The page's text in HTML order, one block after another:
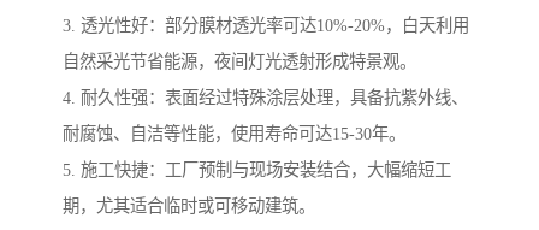
3. 透光性好：部分膜材透光率可达10%-20%，白天利用
自然采光节省能源，夜间灯光透射形成特景观。
4. 耐久性强：表面经过特殊涂层处理，具备抗紫外线、
耐腐蚀、自洁等性能，使用寿命可达15-30年。
5. 施工快捷：工厂预制与现场安装结合，大幅缩短工
期，尤其适合临时或可移动建筑。